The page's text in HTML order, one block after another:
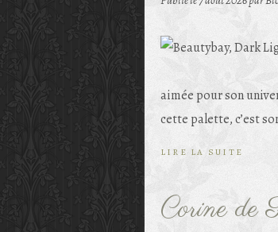
aimée pour son
cette palette, c’est
LIRE LA SUITE
Corine de